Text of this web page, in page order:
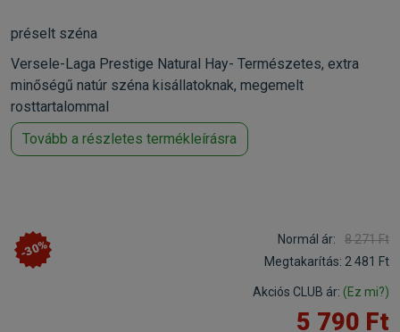
préselt széna
Versele-Laga Prestige Natural Hay- Természetes, extra
minőségű natúr széna kisállatoknak, megemelt
rosttartalommal
Tovább a részletes termékleírásra
-30% Normál ár:
8 271 Ft
Megtakarítás: 2 481 Ft
Akciós CLUB ár: (Ez mi?)
5 790 Ft